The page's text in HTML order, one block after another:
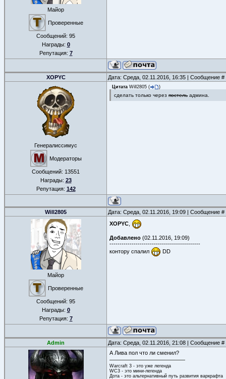
Майор
Проверенные
Сообщений: 95
Награды: 0
Репутация: 7
XOPYC Дата: Среда, 02.11.2016, 16:35 | Сообщение #
Генералиссимус
Модераторы
Сообщений: 13551
Награды: 23
Репутация: 142
Цитата Will2805 ( )
сделать только через постель админа.
Will2805 Дата: Среда, 02.11.2016, 19:09 | Сообщение #
Майор
Проверенные
Сообщений: 95
Награды: 0
Репутация: 7
XOPYC
Добавлено (02.11.2016, 19:09)
---------------------------------------------
контору спалил
DD
Admin Дата: Среда, 02.11.2016, 21:08 | Сообщение #
А Лива пол что ли сменил?
Warcraft 3 - это уже легенда
WC3 - это мини-легенда
Дота - это альтернативный путь развития варкрафта